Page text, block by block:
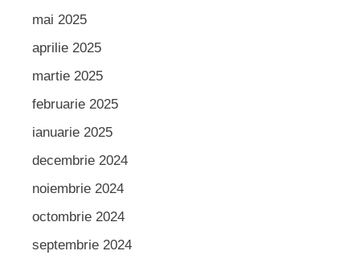
mai 2025
aprilie 2025
martie 2025
februarie 2025
ianuarie 2025
decembrie 2024
noiembrie 2024
octombrie 2024
septembrie 2024